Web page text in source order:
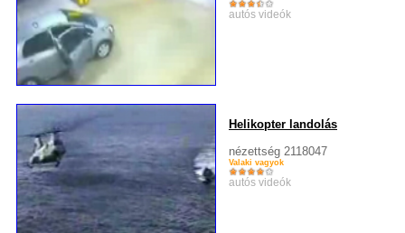
autós videók
Helikopter landolás
nézettség 2118047
Valaki vagyok
autós videók